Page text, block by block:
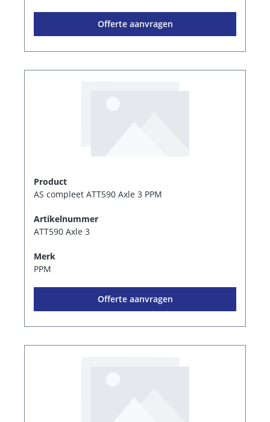
Offerte aanvragen
Product
AS compleet ATT590 Axle 3 PPM
Artikelnummer
ATT590 Axle 3
Merk
PPM
Offerte aanvragen